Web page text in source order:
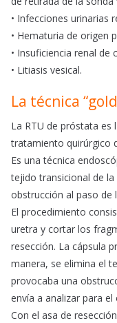
• Infecciones urinarias
• Hematuria de origen
• Insuficiencia renal de
• Litiasis vesical.
La técnica
La RTU de próstata es
tratamiento quirúrgico
Es una técnica
tejido transicional de
obstrucción al paso de
El procedimiento
uretra y cortar los
resección. La cápsula
manera, se elimina el
provocaba una
envía a analizar para
Con el asa de